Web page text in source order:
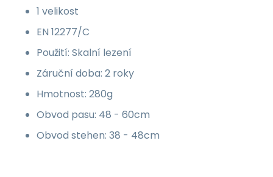
1 velikost
EN 12277/C
Použití: Skalní lezení
Záruční doba: 2 roky
Hmotnost: 280g
Obvod pasu: 48 - 60cm
Obvod stehen: 38 - 48cm